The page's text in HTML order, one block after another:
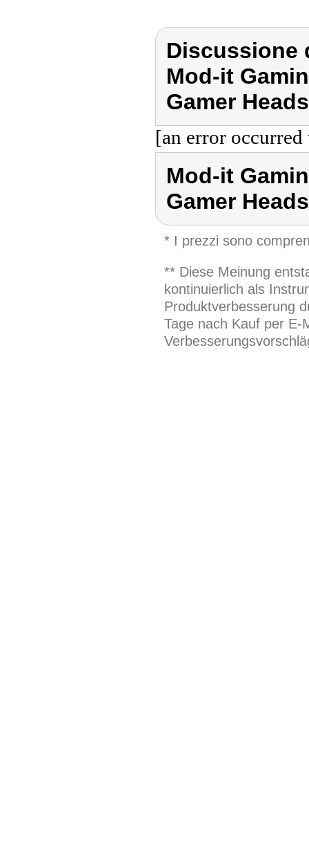
Discussione
Mod-it
Gamer
[an error
Mod-it
Gamer
* I prezzi sono
** Diese Meinung
kontinuierlich als
Produktverbesserung
Tage nach Kauf per E-